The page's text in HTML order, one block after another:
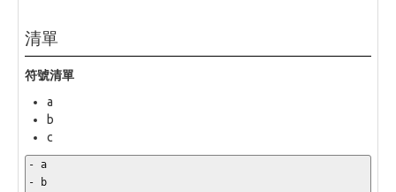
清單
符號清單
a
b
c
- a
- b